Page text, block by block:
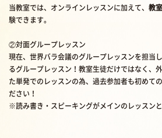
当教室では、オンラインレッスンに加えて、 教
験できます。
②対面グループレッスン
現在、世界バラ会議のグループレッスンを担当
るグループレッスン！教室生徒だけではなく、
た単発でのレッスンの為、過去参加者も初めて
ださい！
※読み書き・スピーキングがメインのレッスンと